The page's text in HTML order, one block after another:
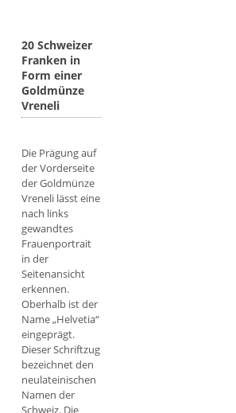
20 Schweizer
Franken in
Form einer
Goldmünze
Vreneli
Die Prägung auf
der Vorderseite
der Goldmünze
Vreneli lässt eine
nach links
gewandtes
Frauenportrait
in der
Seitenansicht
erkennen.
Oberhalb ist der
Name „Helvetia“
eingeprägt.
Dieser Schriftzug
bezeichnet den
neulateinischen
Namen der
Schweiz. Die